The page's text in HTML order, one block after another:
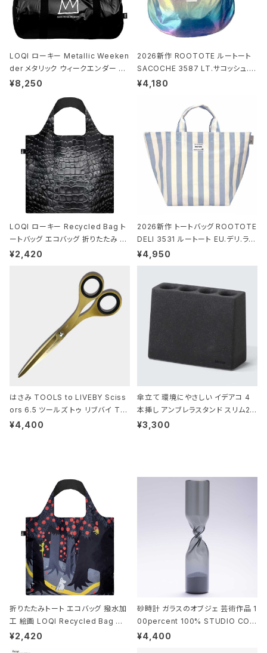
LOQI ローキー Metallic Weeken
der メタリック ウィークエンダー ボ
ストンバッグ ショルダーバッグ JEAN
ck ジャン=ミッシェル・バスキア/クラ
ウン ブラック
¥8,250
2026新作 ROOTOTE ルートート
SACOCHE 3587 LT.サコッシュ.ル
ミエ-B ショルダーバッグ グロスネイ
¥4,180
LOQI ローキー Recycled Bag ト
ートバッグ エコバッグ 折りたたみ 大
きめ 撥水加工 収納ポーチ CROCO
¥2,420
2026新作 トートバッグ ROOTOTE
DELI 3531 ルートート EU.デリ.ラミ
ネート-W サックス・ホワイト
¥4,950
はさみ TOOLS to LIVEBY Sciss
ors 6.5 ツールズ トゥ リブバイ TL
010 シザーズ 6.5 ゴールド
¥4,400
傘立て 環境にやさしい イデアコ 4
本挿し アンブレラスタンド スリム2 i
deaco Umbrella Stand slim2 s
¥3,300
折りたたみトート エコバッグ 撥水加
工 絵画 LOQI Recycled Bag ロ
ーキー 大きめ トートバッグ MOOMI
¥2,420
砂時計 ガラスのオブジェ 芸術作品 1
00percent 100% STUDIO COH
AKU Timeless 100パーセント ス
¥4,400